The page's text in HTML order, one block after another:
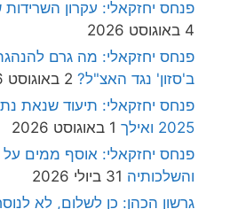
פנחס יחזקאלי: עקרון השרידות
4 באוגוסט 2026
פנחס יחזקאלי: מה גרם
ב'סזון' נגד האצ"ל? 2 באוגוסט 2026
פנחס יחזקאלי: תיעוד שנאת
2025 ואילך
1 באוגוסט 2026
פנחס יחזקאלי: אוסף ממים
והשלכותיה 31 ביולי 2026
גרשון הכהן: כן לשלום, לא